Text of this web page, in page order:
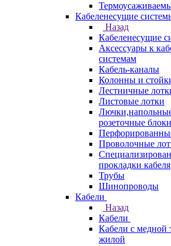
Кабеленесущие
Назад
Кабеленесущие
Аксессуары к
системам
Кабель-каналы
Колонны и
Лестничные
Листовые лотки
розеточные блоки
Проволочные
прокладки кабеля
Трубы
Шинопроводы
Кабели
Назад
Кабели
Кабели с медной
жилой